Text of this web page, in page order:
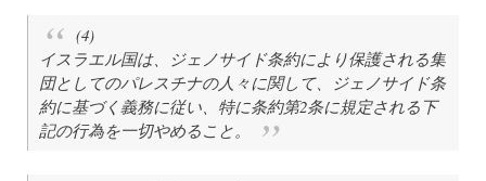
(4)
イスラエル国は、ジェノサイド条約により保護される集
団としてのパレスチナの人々に関して、ジェノサイド条
約に基づく義務に従い、特に条約第2条に規定される下
記の行為を一切やめること。